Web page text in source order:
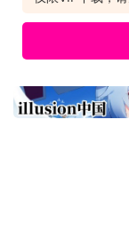
胆量，且要有出色